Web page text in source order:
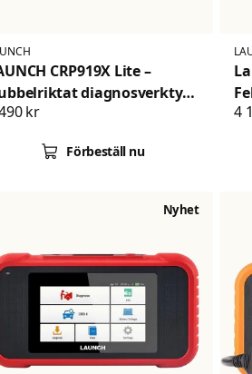
CRP919X Lite –
diagnosverktyg
heldiagnostik, 30+
kr
Förbeställ nu
4
Nyhet